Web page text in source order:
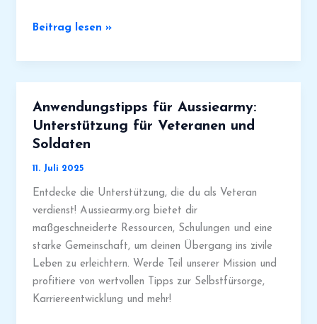
Aussie
für
trockenes
für
Veteranen
und
Soldaten
Beitrag lesen »
Anwendungstipps für Aussiearmy:
Unterstützung für Veteranen und
Soldaten
11. Juli 2025
Entdecke die Unterstützung, die du als Veteran
verdienst! Aussiearmy.org bietet dir
maßgeschneiderte Ressourcen, Schulungen und eine
starke Gemeinschaft, um deinen Übergang ins zivile
Leben zu erleichtern. Werde Teil unserer Mission und
profitiere von wertvollen Tipps zur Selbstfürsorge,
Karriereentwicklung und mehr!